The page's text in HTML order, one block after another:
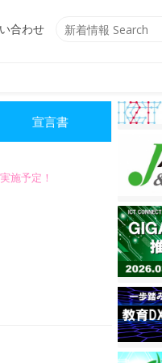
Search
合わせ
宣言書
施予定！